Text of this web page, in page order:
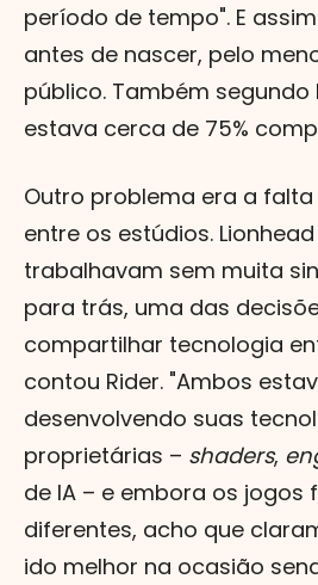
período de tempo". E
antes de nascer, pelo
público. Também segundo
estava cerca de 75%
Outro problema era a
entre os estúdios.
trabalhavam sem muita
para trás, uma das
compartilhar tecnologia
contou Rider. "Ambos
desenvolvendo suas
proprietárias – shaders,
de IA – e embora os jogos
diferentes, acho que
ido melhor na ocasião